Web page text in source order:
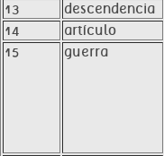
13 descendencia
14 artículo
15 guerra